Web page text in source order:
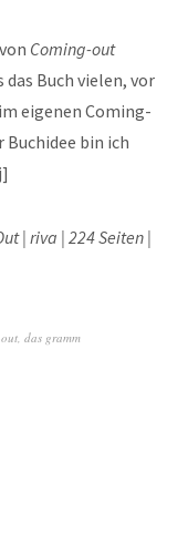
Coming-out
Buch vielen, vor
eigenen Coming-
Buchidee bin ich
| riva | 224 Seiten |
das gramm